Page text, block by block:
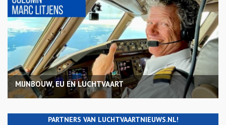
MIJNBOUW, EU EN LUCHTVAART
PARTNERS VAN LUCHTVAARTNIEUWS.NL!